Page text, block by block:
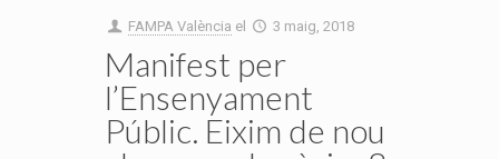
FAMPA València el 3 maig, 2018
Manifest per
l’Ensenyament
Públic. Eixim de nou